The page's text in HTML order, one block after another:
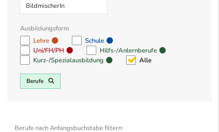
Beruf
Ausbildungsform
Lehre
Schule
Uni/FH/PH
Hilfs-/Anlernberufe
Kurz-/Spezialausbildung
Alle
Berufe
Berufe nach Anfangsbuchstabe filtern: